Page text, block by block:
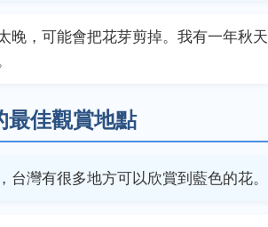
晚，可能會把花芽剪掉。我有一年秋
最佳觀賞地點
台灣有很多地方可以欣賞到藍色的花